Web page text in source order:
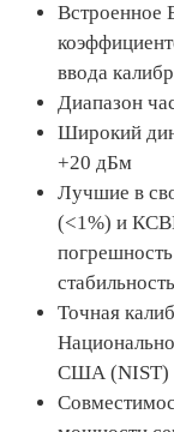
Встроенное
ввода
Диапазон
Широкий
+20 дБм
Лучшие в
(<1%) и
Точная
США (NIST)